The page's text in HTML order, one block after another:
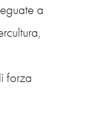
a
forza